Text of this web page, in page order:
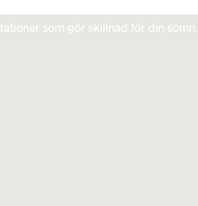
som gör skillnad för din sömn.